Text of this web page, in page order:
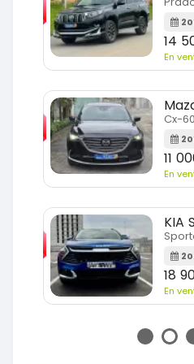
14
En
11
En
KIA
18
En